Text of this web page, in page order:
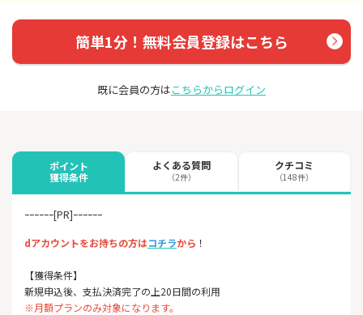
簡単1分！無料会員登録はこちら
既に会員の方はこちらからログイン
ポイント
獲得条件
よくある質問
（2件）
クチコミ
（148件）
ｰｰｰｰｰｰ[PR]ｰｰｰｰｰｰ
dアカウントをお持ちの方はコチラから ！
【獲得条件】
新規申込後、支払決済完了の上20日間の利用
※月額プランのみ対象になります。